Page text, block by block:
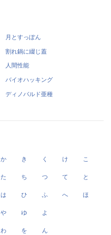
月とすっぽん
割れ鍋に綴じ蓋
人間性能
バイオハッキング
ディノバルド亜種
か き く け こ
た ち つ て と
は ひ ふ へ ほ
や ゆ よ
わ を ん